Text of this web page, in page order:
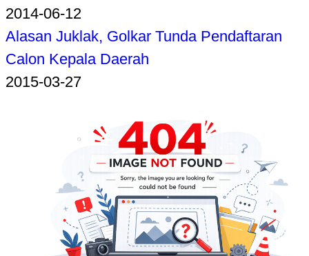
2014-06-12
Alasan Juklak, Golkar Tunda Pendaftaran
Calon Kepala Daerah
2015-03-27